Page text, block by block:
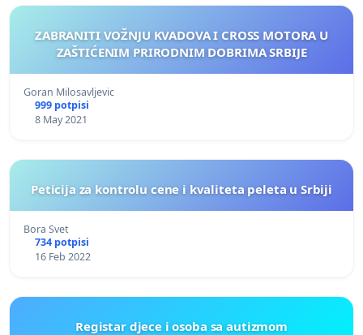
ZABRANITI VOŽNJU KVADOVA I CROSS MOTORA U
ZAŠTIĆENIM PRIRODNIM DOBRIMA SRBIJE
Goran Milosavljevic
999 potpisi
8 May 2021
Peticija za kontrolu cene i kvaliteta peleta u Srbiji
Bora Svet
734 potpisi
16 Feb 2022
Registar djece i osoba sa autizmom